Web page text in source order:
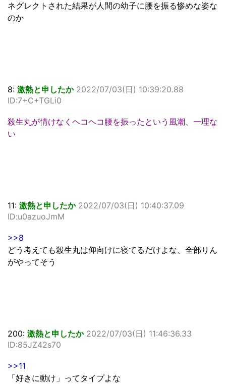
ネグレクトされた結果が人間の幼子に腰を振る惨めな姿な
のか
8: 激熱と申したか 2022/07/03(日) 10:39:20.88
ID:7+C+TGLi0
殺生丸が情けなくヘコヘコ腰を振ったという風潮、一理な
い
11: 激熱と申したか 2022/07/03(日) 10:40:37.09
ID:u0azuoJmM
>>8
どう考えても殺生丸は仰向けに寝てるだけよな、全部りん
がやってそう
200: 激熱と申したか 2022/07/03(日) 11:46:36.33
ID:85JZ42s70
>>11
「好きに動け」ってタイプよな